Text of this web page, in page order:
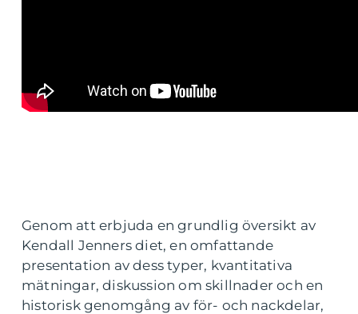
Genom att erbjuda en grundlig översikt av
Kendall Jenners diet, en omfattande
presentation av dess typer, kvantitativa
mätningar, diskussion om skillnader och en
historisk genomgång av för- och nackdelar,